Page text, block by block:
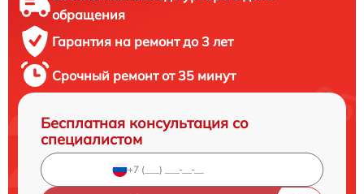
обращения
Гарантия на ремонт до 3 лет
Срочный ремонт от 35 минут
Бесплатная консультация со
специалистом